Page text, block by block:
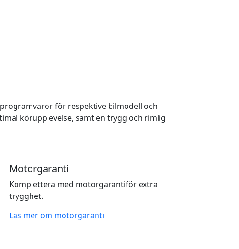
för respektive bilmodell och
körupplevelse, samt en trygg och rimlig
Motorgaranti
Komplettera med motorgarantiför extra
trygghet.
Läs mer om motorgaranti